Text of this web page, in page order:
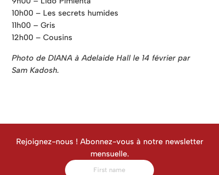
10h00 – Les secrets humides
11h00 – Gris
12h00 – Cousins
Photo de DIANA à Adelaide Hall le 14 février par
Sam Kadosh.
Rejoignez-nous ! Abonnez-vous à notre newsletter
mensuelle.